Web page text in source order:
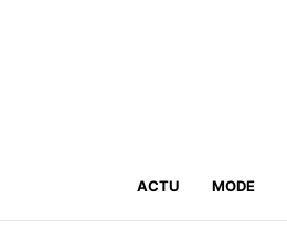
ACTU MODE